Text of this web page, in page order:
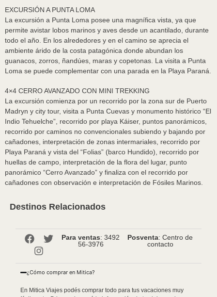
EXCURSIÓN A PUNTA LOMA
La excursión a Punta Loma posee una magnífica vista, ya que
permite avistar lobos marinos y aves desde un acantilado, durante
todo el año. En los alrededores y en el camino se aprecia el
ambiente árido de la costa patagónica donde abundan los
guanacos, zorros, ñandúes, maras y copetonas. La visita a Punta
Loma se puede complementar con una parada en la Playa Paraná.
4×4 CERRO AVANZADO CON MINI TREKKING
La excursión comienza por un recorrido por la zona sur de Puerto
Madryn y city tour, visita a Punta Cuevas y monumento histórico “El
Indio Tehuelche”, recorrido por playa Káiser, puntos panorámicos,
recorrido por caminos no convencionales subiendo y bajando por
cañadones, interpretación de zonas intermariales, recorrido por
Playa Paraná y vista del “Folias” (barco Hundido), recorrido por
huellas de campo, interpretación de la flora del lugar, punto
panorámico “Cerro Avanzado” y finaliza con el recorrido por
cañadones con observación e interpretación de Fósiles Marinos.
Destinos Relacionados
Para ventas: 3492
56-3976
Posventa: Centro de
contacto
¿Cómo comprar en Mitica?
En Mitica Viajes podés comprar todo para tus vacaciones muy